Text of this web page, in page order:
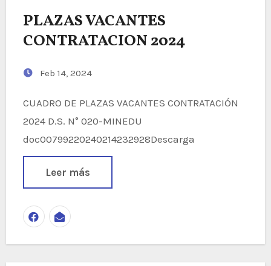
PLAZAS VACANTES
CONTRATACION 2024
Feb 14, 2024
CUADRO DE PLAZAS VACANTES CONTRATACIÓN
2024 D.S. N° 020-MINEDU
doc00799220240214232928Descarga
Leer más